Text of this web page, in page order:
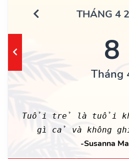
THÁNG 4
8
Tháng
Tuổi trẻ là tuổi
gì cả và không
-Susanna